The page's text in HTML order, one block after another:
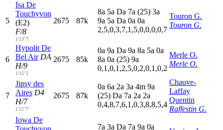
5
Isa De
Touchyvon
(E2)
F/8
1'13"7
2675 87k
8a 5a Da 7a (25) 3a
9a 5a Da 0a 0a
2,5,0,3,7,1,5,0,0,0,0,7
Touron G.
Touron G.
6
Hypolit De
Bel Air DA
H/9
1'15"1
2675 85k
0a 9a Da 9a 8a 5a 0a
8a 0a (25) 9a
0,1,0,1,2,5,0,2,0,1,0,2
Merle O.
Merle O.
7
Jipsy des
Aires D4
H/7
1'12"7
2675 87k
0a 6a 2a 3a 4m 9a
(25) Da 7a 2a 2a
0,4,8,7,6,1,0,3,8,8,5,4
Chauve-
Laffay
Quentin
Raffestin G.
Iowa De
7a 3a Da 7a 9a 0a